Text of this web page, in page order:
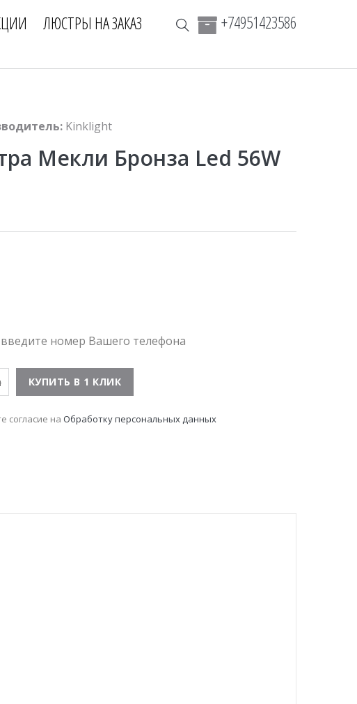
ЛЮСТРЫ НА ЗАКАЗ +74951423586
Kinklight
Мекли Бронза Led 56W
введите номер Вашего телефона
согласие на Обработку персональных данных